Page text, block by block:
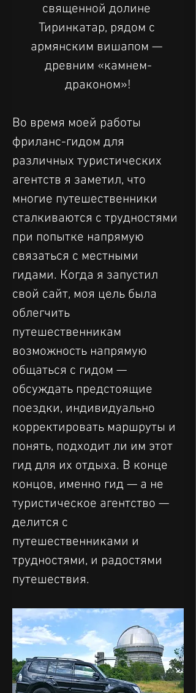
священной долине
Тиринкатар, рядом с
армянским вишапом —
древним «камнем-
драконом»!
Во время моей работы
фриланс-гидом для
различных туристических
агентств я заметил, что
многие путешественники
сталкиваются с трудностями
при попытке напрямую
связаться с местными
гидами. Когда я запустил
свой сайт, моя цель была
облегчить
путешественникам
возможность напрямую
общаться с гидом —
обсуждать предстоящие
поездки, индивидуально
корректировать маршруты и
понять, подходит ли им этот
гид для их отдыха. В конце
концов, именно гид — а не
туристическое агентство —
делится с
путешественниками и
трудностями, и радостями
путешествия.